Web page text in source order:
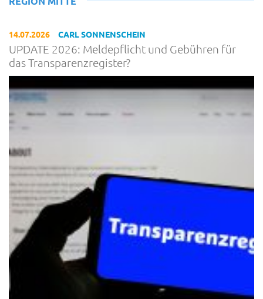
14.07.2026 CARL SONNENSCHEIN
UPDATE 2026: Meldepflicht und Gebühren für
das Transparenzregister?